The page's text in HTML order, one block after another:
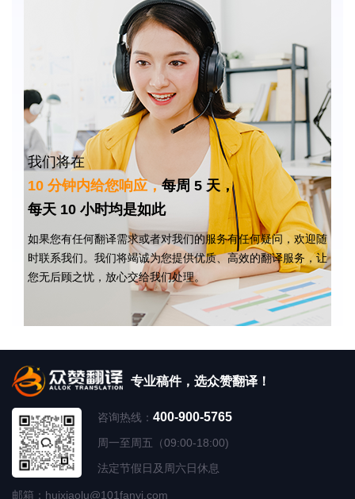
我们将在
10 分钟内给您响应，每周 5 天，
每天 10 小时均是如此
如果您有任何翻译需求或者对我们的服务有任何疑问，欢迎随
时联系我们。我们将竭诚为您提供优质、高效的翻译服务，让
您无后顾之忧，放心交给我们处理。
专业稿件，选众赞翻译！
咨询热线： 400-900-5765
周一至周五（09:00-18:00)
法定节假日及周六日休息
邮箱：huixiaolu@101fanyi.com